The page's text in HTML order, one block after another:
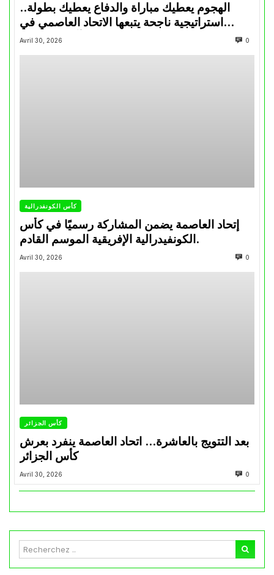
الهجوم يعطيك مباراة والدفاع يعطيك بطولة..
استراتيجية ناجحة يتبعها الاتحاد العاصمي في
تتويجاته آخر السنوات
Avril 30, 2026 0
كأس الكونفدرالية
إتحاد العاصمة يضمن المشاركة رسميًا في كأس
الكونفيدرالية الإفريقية الموسم القادم.
Avril 30, 2026 0
كأس الجزائر
بعد التتويج بالعاشرة… اتحاد العاصمة ينفرد بعرش
كأس الجزائر
Avril 30, 2026 0